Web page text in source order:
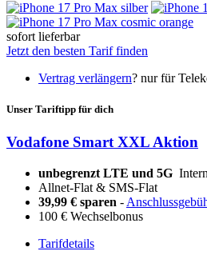
sofort lieferbar
Jetzt den besten Tarif finden
Vertrag verlängern? nur für
Unser Tariftipp für dich
Vodafone Smart XXL Aktion
unbegrenzt LTE und 5G
Allnet-Flat & SMS-Flat
39,99 € sparen -
100 € Wechselbonus
Tarifdetails